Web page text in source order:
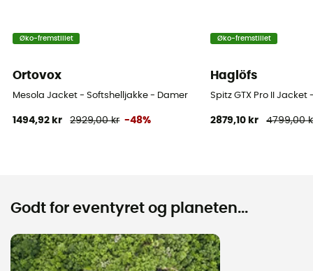
Øko-fremstillet
Ortovox
Mesola Jacket - Softshelljakke - Damer
1494,92 kr 2929,00 kr -48%
Øko-fremstillet
Haglöfs
Spitz GTX Pro II
2879,10 kr 4799,00
Godt for eventyret og planeten...